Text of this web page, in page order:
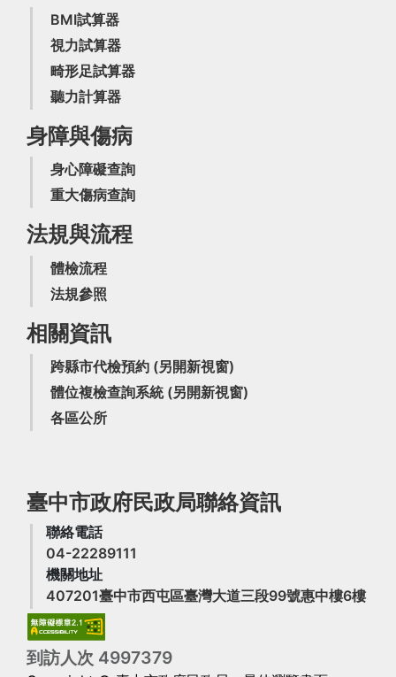
BMI試算器
視力試算器
畸形足試算器
聽力計算器
身障與傷病
身心障礙查詢
重大傷病查詢
法規與流程
體檢流程
法規參照
相關資訊
跨縣市代檢預約 (另開新視窗)
體位複檢查詢系統 (另開新視窗)
各區公所
臺中市政府民政局聯絡資訊
聯絡電話
04-22289111
機關地址
407201臺中市西屯區臺灣大道三段99號惠中樓6樓(另
到訪人次 4997379